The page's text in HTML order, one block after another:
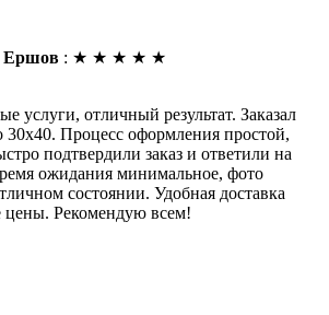
Ершов : ★ ★ ★ ★ ★
услуги, отличный результат. Заказал
30х40. Процесс оформления простой,
подтвердили заказ и ответили на
ожидания минимальное, фото
состоянии. Удобная доставка
цены. Рекомендую всем!